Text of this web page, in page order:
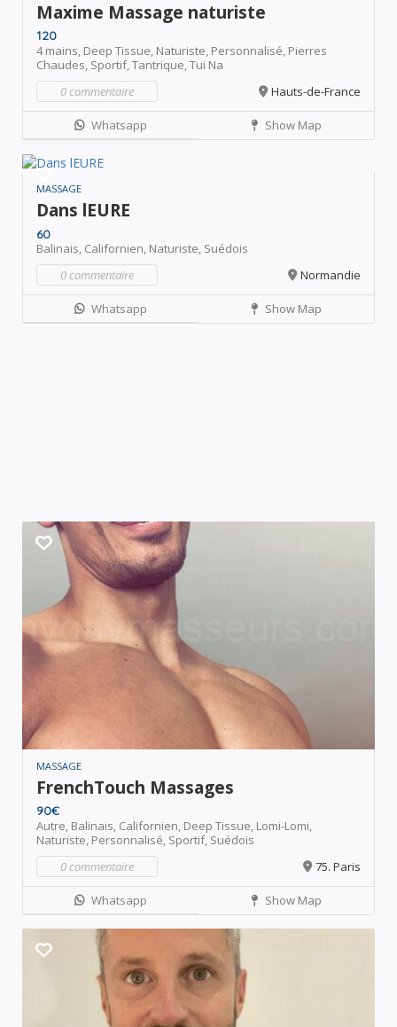
Maxime Massage naturiste
120
4 mains, Deep Tissue, Naturiste, Personnalisé, Pierres
Chaudes, Sportif,Tantrique,Tui Na
0 commentaire
Hauts-de-France
Whatsapp Show Map
MASSAGE
Dans lEURE
60
Balinais, Californien, Naturiste, Suédois
0 commentaire
Normandie
Whatsapp Show Map
MASSAGE
FrenchTouch Massages
90€
Autre, Balinais, Californien, Deep Tissue, Lomi-Lomi,
Naturiste, Personnalisé, Sportif, Suédois
0 commentaire
75. Paris
Whatsapp Show Map